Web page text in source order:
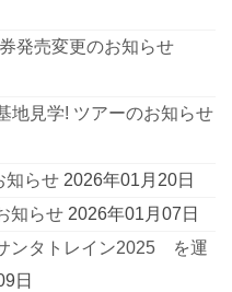
発売変更のお知らせ
地見学! ツアーのお知らせ
知らせ 2026年01月20日
知らせ 2026年01月07日
ンタトレイン2025 を運
日